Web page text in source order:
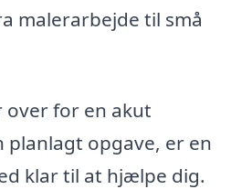
malerarbejde til små
over for en akut
opgave, er en
klar til at hjælpe dig.